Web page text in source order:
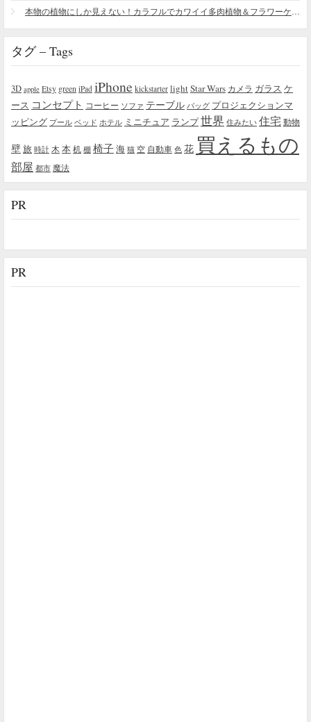
タグ – Tags
3D apple Etsy green iPad iPhone kickstarter lightStar Wars カメラ ガラス ケ
ース コンセプト コーヒー ソファ テーブル バッグ プロジェクションマ
ッピング プール ベッド ホテル ミニチュア ランプ世界 住みたい 住宅 動物
壁旅 時計 木 本机 棚 椅子海 猫 空 自動車 色 花 買えるもの
部屋 都市 魔法
PR
PR